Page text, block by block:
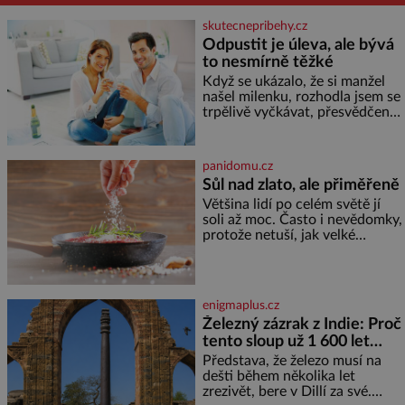
skutecnepribehy.cz
Odpustit je úleva, ale bývá
to nesmírně těžké
Když se ukázalo, že si manžel
našel milenku, rozhodla jsem se
trpělivě vyčkávat, přesvědčena,
nejtěžších věcí na světě. Ale
každý, kdo s tím má nějaké
zkušenosti, se zapřísahá, že
pokud odpustíte, znatelně se
vám uleví. Když se ke mně
doneslo, že si manžel pořídil
panidomu.cz
Sůl nad zlato, ale přiměřeně
Většina lidí po celém světě jí
soli až moc. Často i nevědomky,
protože netuší, jak velké
sladkých. Sůl je zdravá Ale v
ani ne třetinovém množství, než
je pro většinu populace běžné.
Její základní složky– sodík a
chlór – jsou zásadní pro
správné hospodaření
enigmaplus.cz
Železný zázrak z Indie: Proč
tento sloup už 1 600 let
nezná rez?
Představa, že železo musí na
dešti během několika let
zrezivět, bere v Dillí za své.